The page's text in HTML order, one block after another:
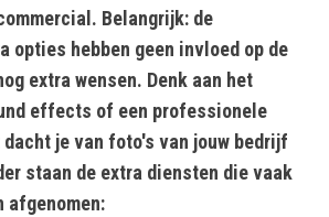
Belangrijk: de
opties hebben geen invloed op de
extra wensen. Denk aan het
effects of een professionele
je van foto's van jouw bedrijf
staan de extra diensten die vaak
afgenomen: